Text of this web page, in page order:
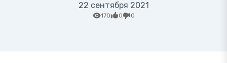
22 сентября 2021
170 0 0